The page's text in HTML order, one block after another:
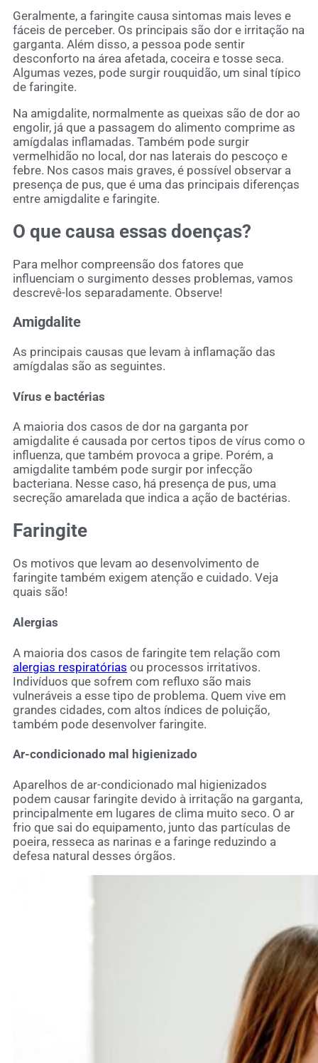
Geralmente, a faringite causa sintomas mais leves e
fáceis de perceber. Os principais são dor e irritação na
garganta. Além disso, a pessoa pode sentir
desconforto na área afetada, coceira e tosse seca.
Algumas vezes, pode surgir rouquidão, um sinal típico
de faringite.
Na amigdalite, normalmente as queixas são de dor ao
engolir, já que a passagem do alimento comprime as
amígdalas inflamadas. Também pode surgir
vermelhidão no local, dor nas laterais do pescoço e
febre. Nos casos mais graves, é possível observar a
presença de pus, que é uma das principais diferenças
entre amigdalite e faringite.
O que causa essas doenças?
Para melhor compreensão dos fatores que
influenciam o surgimento desses problemas, vamos
descrevê-los separadamente. Observe!
Amigdalite
As principais causas que levam à inflamação das
amígdalas são as seguintes.
Vírus e bactérias
A maioria dos casos de dor na garganta por
amigdalite é causada por certos tipos de vírus como o
influenza, que também provoca a gripe. Porém, a
amigdalite também pode surgir por infecção
bacteriana. Nesse caso, há presença de pus, uma
secreção amarelada que indica a ação de bactérias.
Faringite
Os motivos que levam ao desenvolvimento de
faringite também exigem atenção e cuidado. Veja
quais são!
Alergias
A maioria dos casos de faringite tem relação com
alergias respiratórias ou processos irritativos.
Indivíduos que sofrem com refluxo são mais
vulneráveis a esse tipo de problema. Quem vive em
grandes cidades, com altos índices de poluição,
também pode desenvolver faringite.
Ar-condicionado mal higienizado
Aparelhos de ar-condicionado mal higienizados
podem causar faringite devido à irritação na garganta,
principalmente em lugares de clima muito seco. O ar
frio que sai do equipamento, junto das partículas de
poeira, resseca as narinas e a faringe reduzindo a
defesa natural desses órgãos.